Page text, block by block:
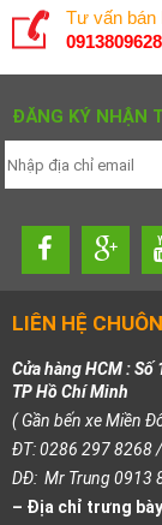
Tư vấn bán
0913809628
ĐĂNG KÝ NHẬN
LIÊN HỆ
Cửa hàng HCM :
TP Hồ Chí Minh
( Gần bến xe Miền
ĐT: 0286 297 8268
DĐ: Mr Trung 0913
– Địa chỉ trưng